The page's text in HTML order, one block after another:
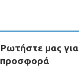
Ρωτήστε μας για
προσφορά